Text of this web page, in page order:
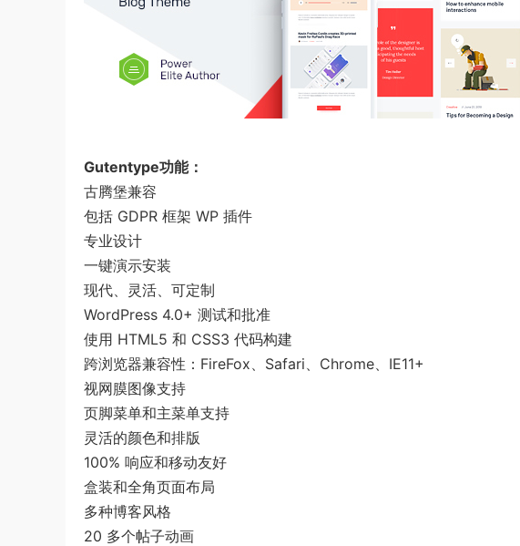
Gutentype功能：
古腾堡兼容
包括 GDPR 框架 WP 插件
专业设计
一键演示安装
现代、灵活、可定制
WordPress 4.0+ 测试和批准
使用 HTML5 和 CSS3 代码构建
跨浏览器兼容性：FireFox、Safari、Chrome、IE11+
视网膜图像支持
页脚菜单和主菜单支持
灵活的颜色和排版
100% 响应和移动友好
盒装和全角页面布局
多种博客风格
20 多个帖子动画